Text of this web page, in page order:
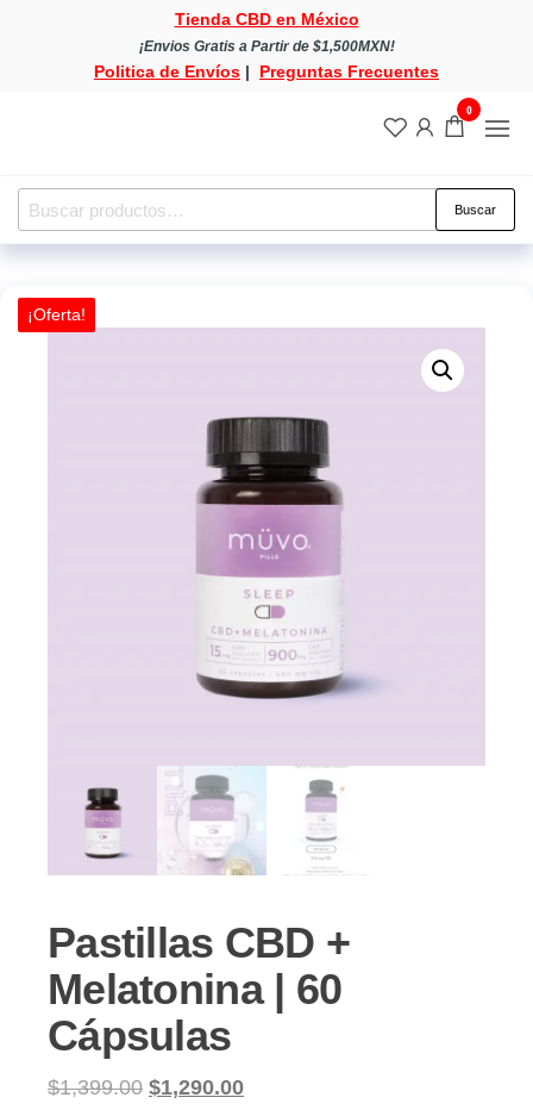
Tienda CBD en México
¡Envios Gratis a Partir de $1,500MXN!
Politica de Envíos Preguntas Frecuentes
en
México
México
0
Buscar
por:
Buscar
¡Oferta!
Pastillas CBD +
Melatonina | 60
Cápsulas
$1,399.00 Original
$1,290.00Current